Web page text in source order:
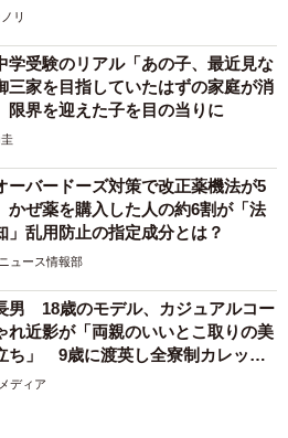
」
リ
学受験のリアル「あの子、最近見な
家を目指していたはずの家庭が消
界を迎えた子を目の当りに
ーバードーズ対策で改正薬機法が5
かぜ薬を購入した人の約6割が「法
」乱用防止の指定成分とは？
ュース情報部
男 18歳のモデル、カジュアルコー
れ近影が「両親のいいとこ取りの美
ち」 9歳に渡英し全寮制カレッジ
ディア